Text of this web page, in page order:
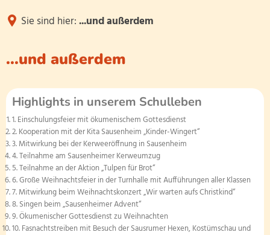
Aktuelles
Team
Unsere Klassen
Betreuung
Gebäude und Schulgelände
Für Eltern
Eltern-ABC
Schulelternbeirat
Elternbriefe und Informationen
Formulare
...und außerdem
Sie sind hier:...und außerdem
...und
außerdem
...und außerdem
Highlights in unserem Schulleben
Einschulungsfeier mit ökumenischem Gottesdienst
Kooperation mit der Kita Sausenheim „Kinder-Wingert“
Mitwirkung bei der Kerweeröffnung in Sausenheim
Teilnahme am Sausenheimer Kerweumzug
Teilnahme an der Aktion „Tulpen für Brot“
Große Weihnachtsfeier in der Turnhalle mit Aufführungen aller Klassen
Mitwirkung beim Weihnachtskonzert „Wir warten aufs Christkind“
Singen beim „Sausenheimer Advent“
Ökumenischer Gottesdienst zu Weihnachten
Fasnachtstreiben mit Besuch der Sausrumer Hexen, Kostümschau und